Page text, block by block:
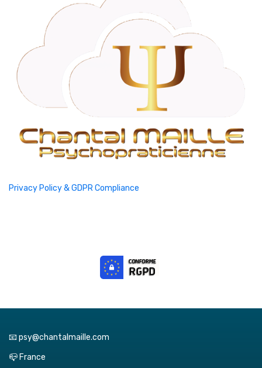
Privacy Policy & GDPR Compliance
📧 psy@chantalmaille.com
📪 France